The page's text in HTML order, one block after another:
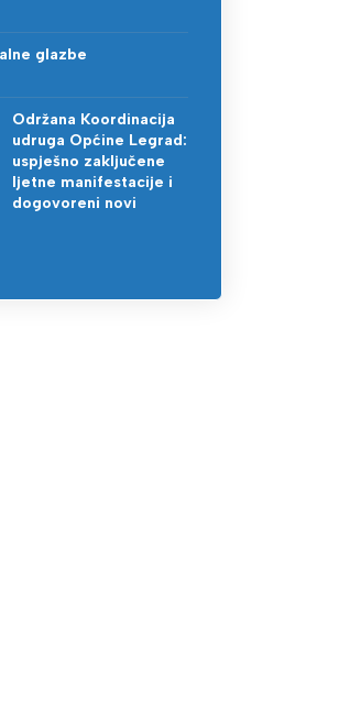
glazbe
Održana Koordinacija
udruga Općine Legrad:
uspješno zaključene
ljetne manifestacije i
dogovoreni novi